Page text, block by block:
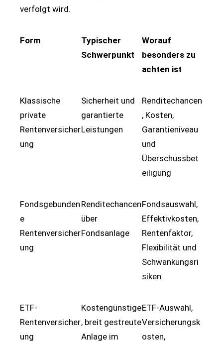
verfolgt wird.
Form
Typischer
Schwerpunkt
Worauf
besonders zu
achten ist
Klassische
private
Rentenversicher
ung
Sicherheit und
garantierte
Leistungen
Renditechancen
, Kosten,
Garantieniveau
und
Überschussbet
eiligung
Fondsgebunden
e
Rentenversicher
ung
Renditechancen
über
Fondsanlage
Fondsauswahl,
Effektivkosten,
Rentenfaktor,
Flexibilität und
Schwankungsri
siken
ETF-
Rentenversicher
ung
Kostengünstige
, breit gestreute
Anlage im
ETF-Auswahl,
Versicherungsk
osten,